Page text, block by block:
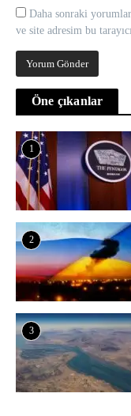
Daha sonraki
ve site adresim bu
Öne çıkanlar
1
2
3